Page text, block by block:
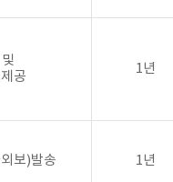
공
1년
보)발송 1년